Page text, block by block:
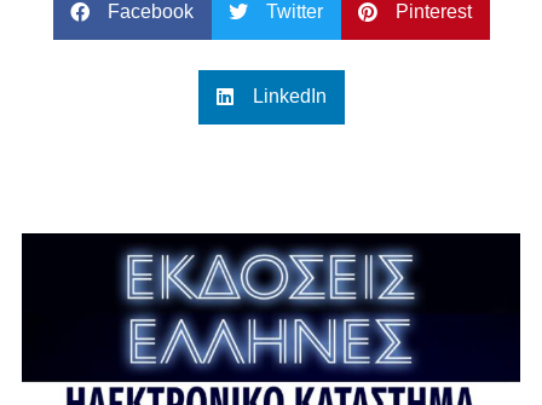
Facebook Twitter Pinterest
LinkedIn